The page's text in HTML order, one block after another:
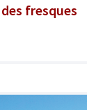
fresques